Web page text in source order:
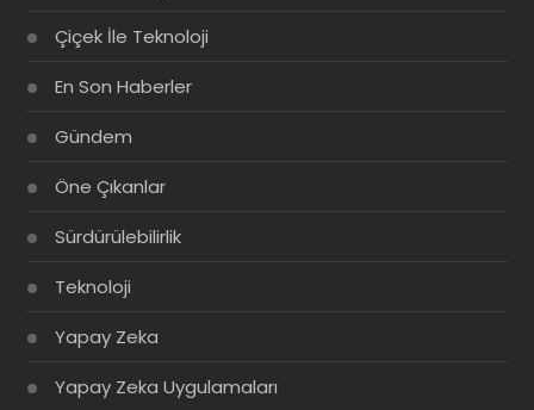
Çiçek İle Teknoloji
En Son Haberler
Gündem
Öne Çıkanlar
Sürdürülebilirlik
Teknoloji
Yapay Zeka
Yapay Zeka Uygulamaları